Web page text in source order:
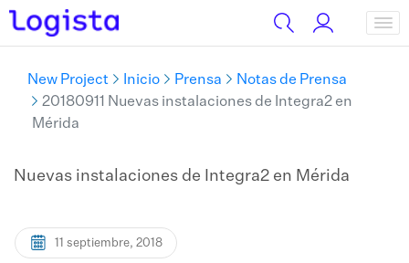
New Project Inicio Prensa
Notas de Prensa
20180911 Nuevas instalaciones de Integra2 en
Mérida
Nuevas instalaciones de Integra2 en Mérida
11 septiembre, 2018